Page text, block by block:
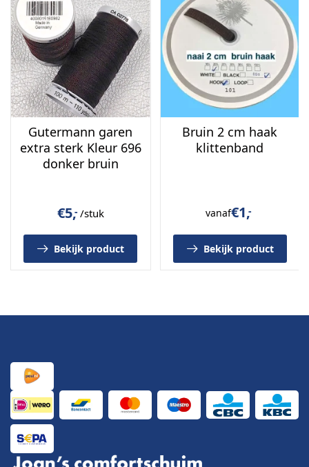
echt te bekijken ofbestel direct per strekkende meter
in de webshop.
Gutermann garen
extra sterk Kleur 696
donker bruin
€5,- /stuk
Bekijk product
Bruin 2 cm haak
klittenband
vanaf€1,-
Bekijk product